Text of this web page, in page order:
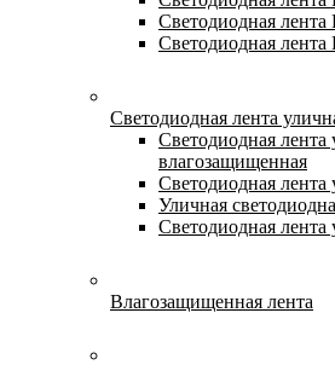
Светодиодная
Светодиодная лента
Светодиодная лента
Светодиодная лента
влагозащищенная
Светодиодная лента
Уличная
Светодиодная лента
Влагозащищенная лента